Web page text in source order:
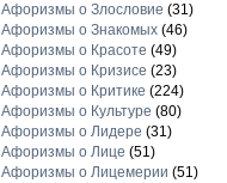
Афоризмы о Злословие (31)
Афоризмы о Знакомых(46)
Афоризмы о Красоте (49)
Афоризмы о Кризисе (23)
Афоризмы о Критике (224)
Афоризмы о Культуре (80)
Афоризмы о Лидере (31)
Афоризмы о Лице (51)
Афоризмы о Лицемерии (51)